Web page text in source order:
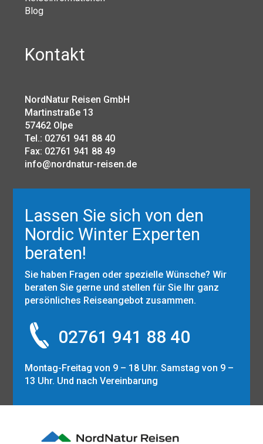
Blog
Kontakt
NordNatur Reisen GmbH
Martinstraße 13
57462 Olpe
Tel.: 02761 941 88 40
Fax: 02761 941 88 49
info@nordnatur-reisen.de
Lassen Sie sich von den
Nordic Winter Experten
beraten!
Sie haben Fragen oder spezielle Wünsche? Wir
beraten Sie gerne und stellen für Sie Ihr ganz
persönliches Reiseangebot zusammen.
02761 941 88 40
Montag-Freitag von 9 – 18 Uhr. Samstag von 9 –
13 Uhr. Und nach Vereinbarung